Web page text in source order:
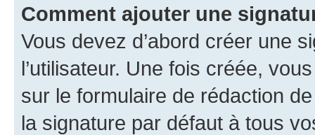
Comment ajouter une
Vous devez d’abord créer une
l’utilisateur. Une fois créée,
sur le formulaire de rédaction
la signature par défaut à tous